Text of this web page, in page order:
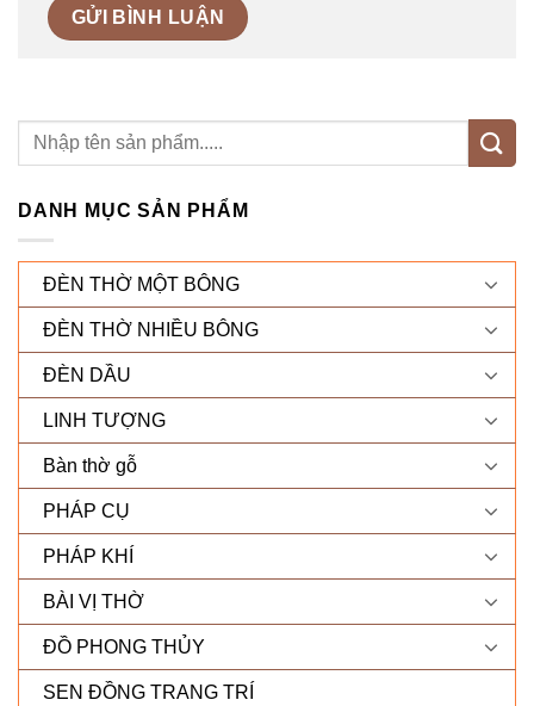
DANH MỤC SẢN PHẨM
ĐÈN THỜ MỘT BÔNG
ĐÈN THỜ NHIỀU BÔNG
ĐÈN DẦU
LINH TƯỢNG
Bàn thờ gỗ
PHÁP CỤ
PHÁP KHÍ
BÀI VỊ THỜ
ĐỒ PHONG THỦY
SEN ĐỒNG TRANG TRÍ